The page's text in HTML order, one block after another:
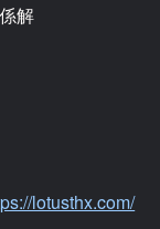
解
lotusthx.com/